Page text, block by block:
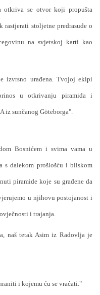
otkriva se otvor koji propušta
rastjerati stoljetne predrasude o
na svjetskoj karti kao
izvrsno urađena. Tvojoj ekipi
u otkrivanju piramida i
iz sunčanog Göteborga".
Bosnićem i svima vama u
s dalekom prošlošću i bliskom
piramide koje su građene da
u njihovu postojanost i
i trajanja.
naš tetak Asim iz Radovlja je
i kojemu ću se vraćati."